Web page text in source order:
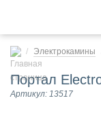
Электрокамины
Портал
Артикул: 13517